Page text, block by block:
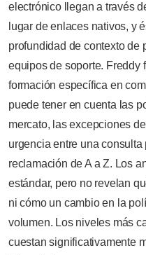
electrónico llegan a través
lugar de enlaces nativos, y
profundidad de contexto de
equipos de soporte. Freddy
formación específica en
puede tener en cuenta las
mercato, las excepciones
urgencia entre una
reclamación de A a Z. Los
estándar, pero no revelan
ni cómo un cambio en la
volumen. Los niveles más
cuestan significativamente